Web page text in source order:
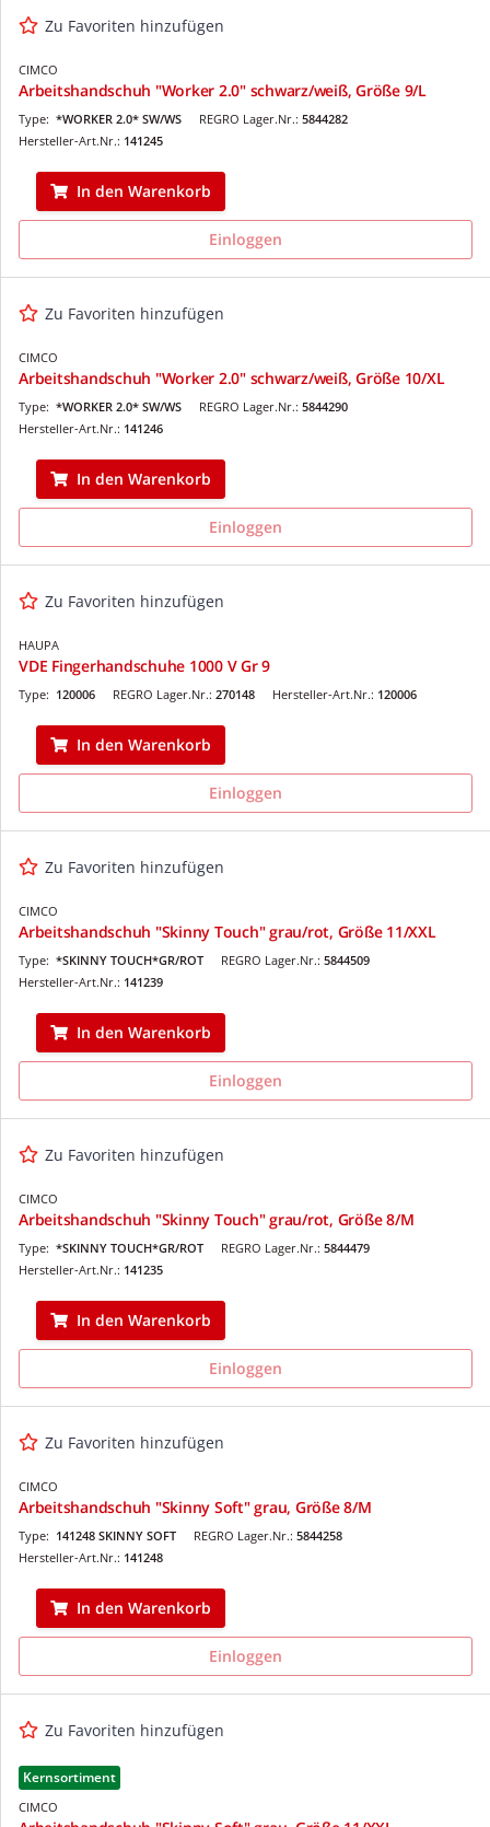
Zu Favoriten hinzufügen
CIMCO
Arbeitshandschuh "Worker 2.0" schwarz/weiß, Größe 9/L
REGRO Lager.Nr.: 5844282
Type: *WORKER 2.0* SW/WS
Hersteller-Art.Nr.: 141245
In den Warenkorb
Einloggen
Zu Favoriten hinzufügen
CIMCO
Arbeitshandschuh "Worker 2.0" schwarz/weiß, Größe 10/XL
REGRO Lager.Nr.: 5844290
Type: *WORKER 2.0* SW/WS
Hersteller-Art.Nr.: 141246
In den Warenkorb
Einloggen
Zu Favoriten hinzufügen
HAUPA
VDE Fingerhandschuhe 1000 V Gr 9
REGRO Lager.Nr.: 270148
Type: 120006 Hersteller-Art.Nr.: 120006
In den Warenkorb
Einloggen
Zu Favoriten hinzufügen
CIMCO
Arbeitshandschuh "Skinny Touch" grau/rot, Größe 11/XXL
REGRO Lager.Nr.: 5844509
Type: *SKINNY TOUCH*GR/ROT
Hersteller-Art.Nr.: 141239
In den Warenkorb
Einloggen
Zu Favoriten hinzufügen
CIMCO
Arbeitshandschuh "Skinny Touch" grau/rot, Größe 8/M
REGRO Lager.Nr.: 5844479
Type: *SKINNY TOUCH*GR/ROT
Hersteller-Art.Nr.: 141235
In den Warenkorb
Einloggen
Zu Favoriten hinzufügen
CIMCO
Arbeitshandschuh "Skinny Soft" grau, Größe 8/M
REGRO Lager.Nr.: 5844258
Type: 141248 SKINNY SOFT
Hersteller-Art.Nr.: 141248
In den Warenkorb
Einloggen
Zu Favoriten hinzufügen
Kernsortiment
CIMCO